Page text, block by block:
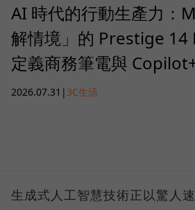
AI 時代的行動生產力：
解情境」的 Prestige 14
定義商務筆電與
2026.07.31 | 3C生活
生成式人工智慧技術正以驚人